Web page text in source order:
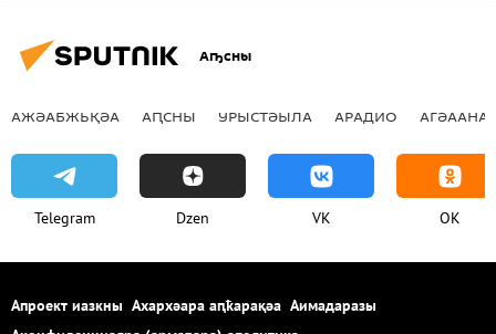
Аҧсны
АЖӘАБЖЬҚӘА АԤСНЫ УРЫСТӘЫЛА АРАДИО
Telegram Dzen VK OK
Апроект иазкны Ахархәара аԥҟарақәа Аимадаразы